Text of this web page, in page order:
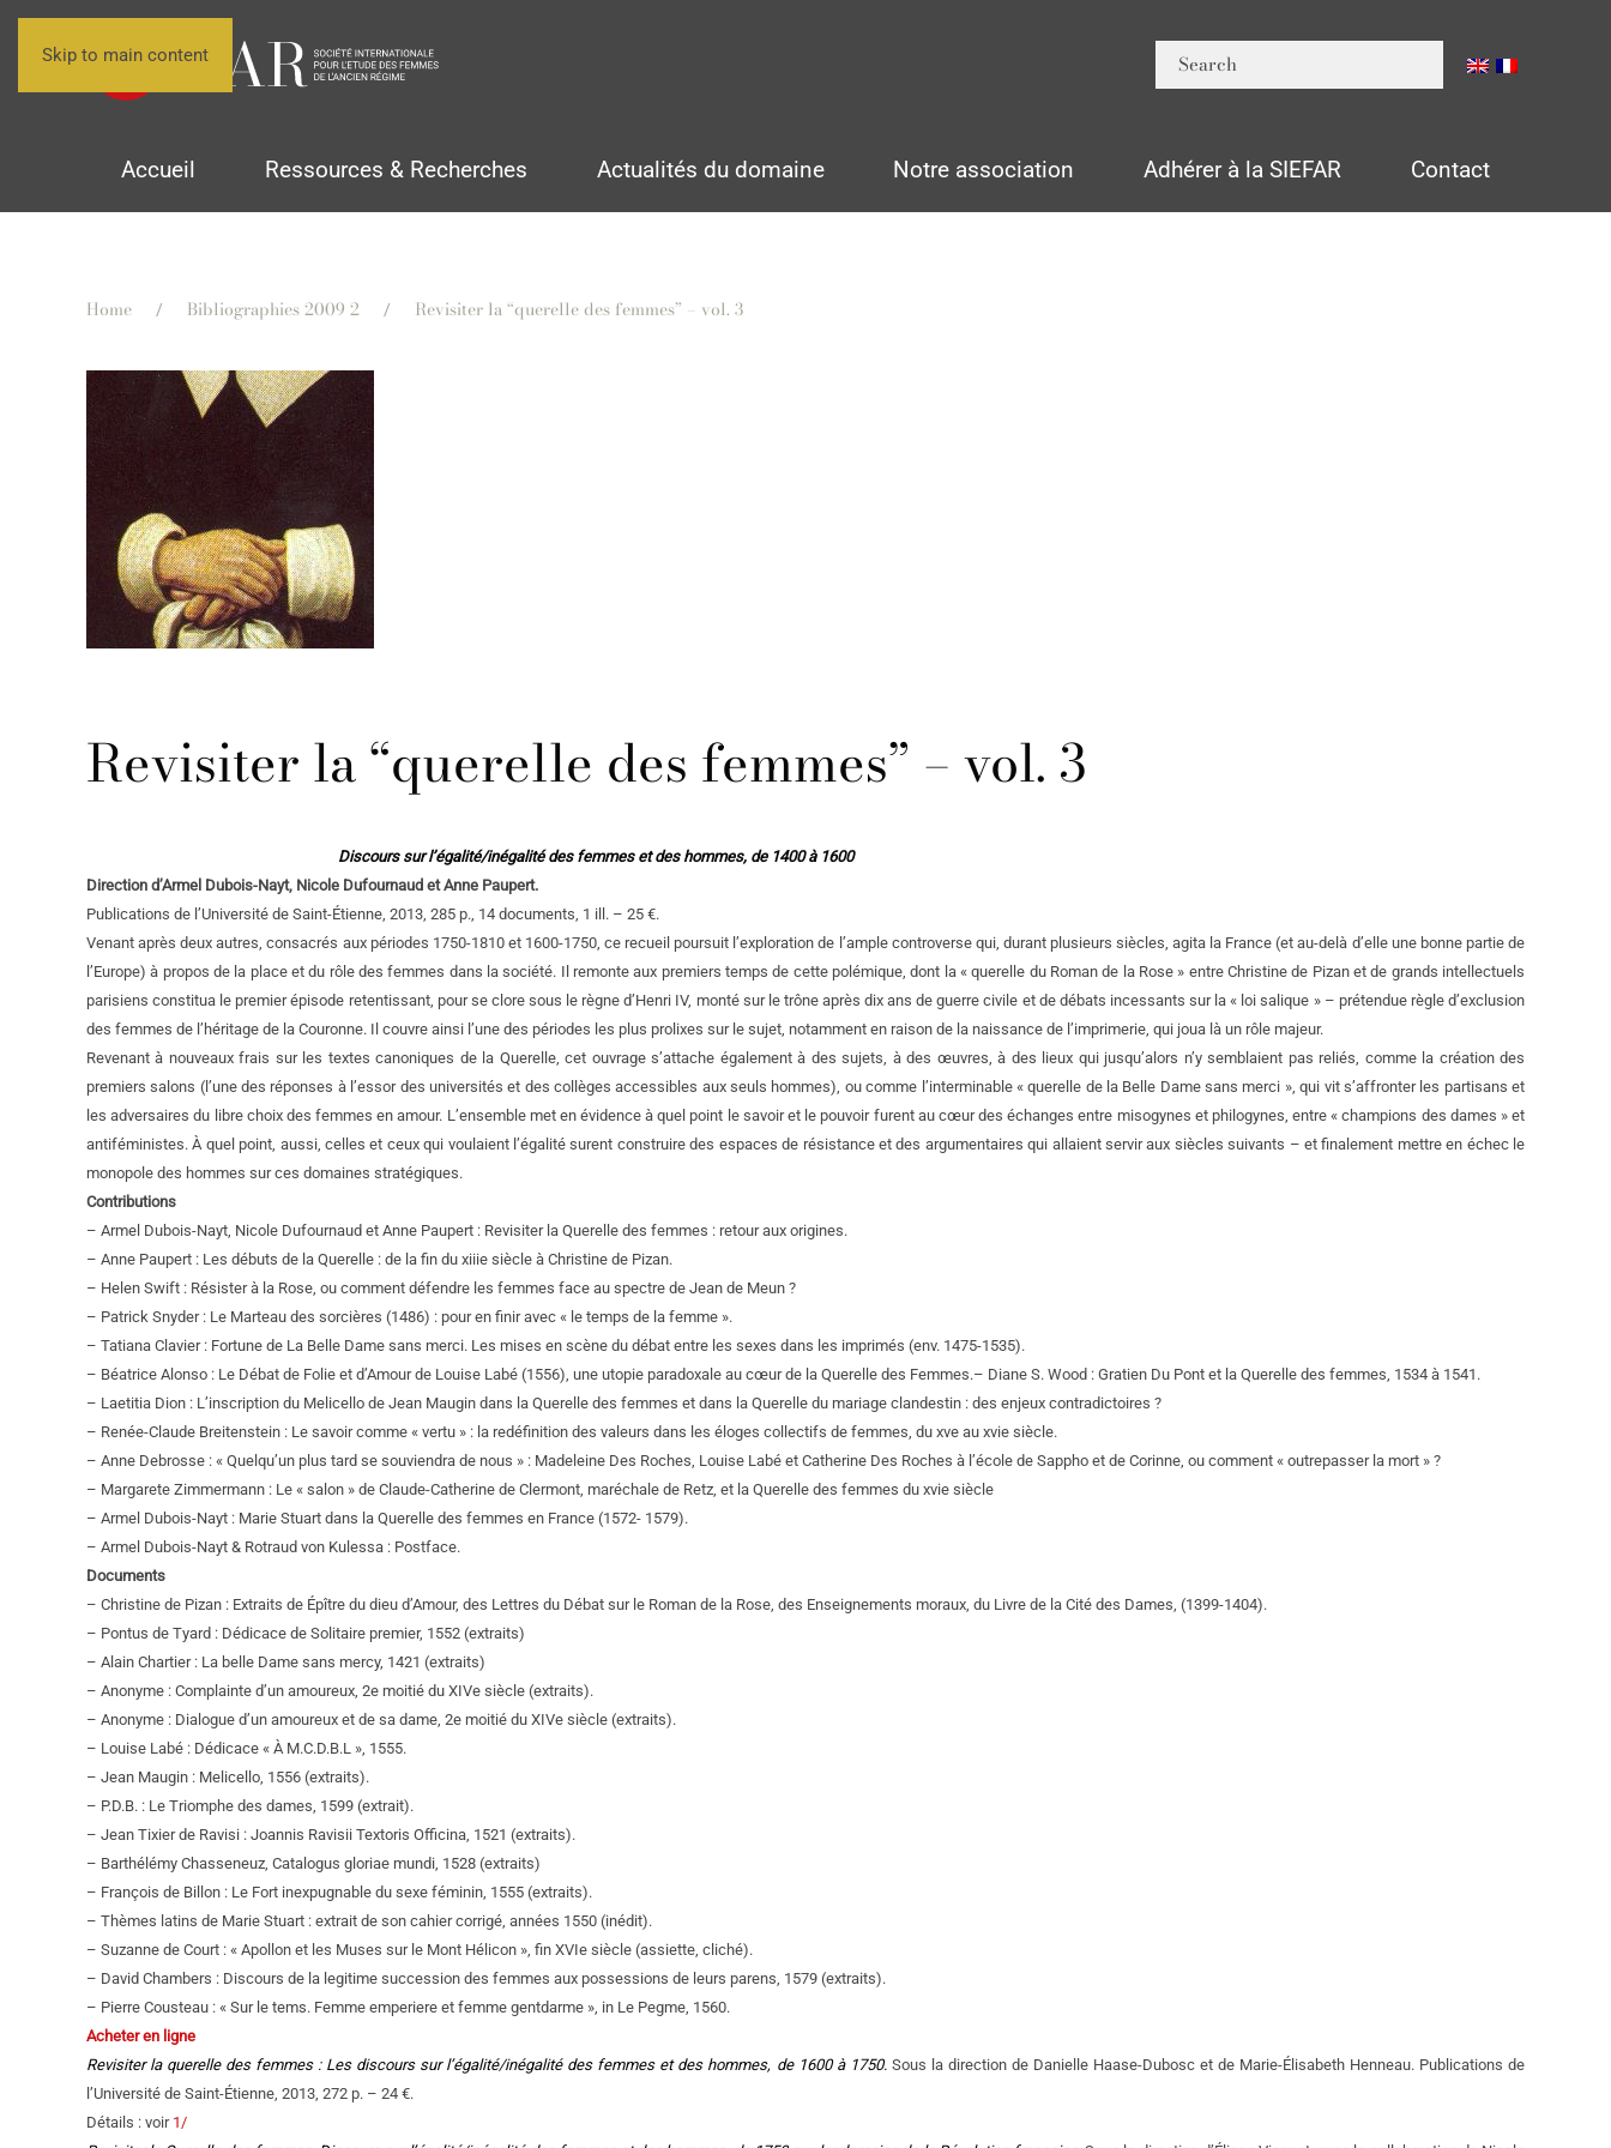
Skip to main content
Accueil Ressources & Recherches Actualités du domaine Notre association Adhérer à la SIEFAR Contact
Home Bibliographies 2009 2 Revisiter la “querelle des femmes” – vol. 3
Revisiter la “querelle des femmes” – vol. 3
Discours sur l’égalité/inégalité des femmes et des hommes, de 1400 à 1600
Direction d’Armel Dubois-Nayt, Nicole Dufournaud et Anne Paupert.
Publications de l’Université de Saint-Étienne, 2013, 285 p., 14 documents, 1 ill. – 25 €.
Venant après deux autres, consacrés aux périodes 1750-1810 et 1600-1750, ce recueil poursuit l’exploration de l’ample controverse qui, durant plusieurs siècles, agita la France (et au-delà d’elle une bonne partie de
l’Europe) à propos de la place et du rôle des femmes dans la société. Il remonte aux premiers temps de cette polémique, dont la « querelle du Roman de la Rose » entre Christine de Pizan et de grands intellectuels
parisiens constitua le premier épisode retentissant, pour se clore sous le règne d’Henri IV, monté sur le trône après dix ans de guerre civile et de débats incessants sur la « loi salique » – prétendue règle d’exclusion
des femmes de l’héritage de la Couronne. Il couvre ainsi l’une des périodes les plus prolixes sur le sujet, notamment en raison de la naissance de l’imprimerie, qui joua là un rôle majeur.
Revenant à nouveaux frais sur les textes canoniques de la Querelle, cet ouvrage s’attache également à des sujets, à des œuvres, à des lieux qui jusqu’alors n’y semblaient pas reliés, comme la création des
premiers salons (l’une des réponses à l’essor des universités et des collèges accessibles aux seuls hommes), ou comme l’interminable « querelle de la Belle Dame sans merci », qui vit s’affronter les partisans et
les adversaires du libre choix des femmes en amour. L’ensemble met en évidence à quel point le savoir et le pouvoir furent au cœur des échanges entre misogynes et philogynes, entre « champions des dames » et
antiféministes. À quel point, aussi, celles et ceux qui voulaient l’égalité surent construire des espaces de résistance et des argumentaires qui allaient servir aux siècles suivants – et finalement mettre en échec le
monopole des hommes sur ces domaines stratégiques.
Contributions
– Armel Dubois-Nayt, Nicole Dufournaud et Anne Paupert : Revisiter la Querelle des femmes : retour aux origines.
– Anne Paupert : Les débuts de la Querelle : de la fin du xiiie siècle à Christine de Pizan.
– Helen Swift : Résister à la Rose, ou comment défendre les femmes face au spectre de Jean de Meun ?
– Patrick Snyder : Le Marteau des sorcières (1486) : pour en finir avec « le temps de la femme ».
– Tatiana Clavier : Fortune de La Belle Dame sans merci. Les mises en scène du débat entre les sexes dans les imprimés (env. 1475-1535).
– Béatrice Alonso : Le Débat de Folie et d’Amour de Louise Labé (1556), une utopie paradoxale au cœur de la Querelle des Femmes.– Diane S. Wood : Gratien Du Pont et la Querelle des femmes, 1534 à 1541.
– Laetitia Dion : L’inscription du Melicello de Jean Maugin dans la Querelle des femmes et dans la Querelle du mariage clandestin : des enjeux contradictoires ?
– Renée-Claude Breitenstein : Le savoir comme « vertu » : la redéfinition des valeurs dans les éloges collectifs de femmes, du xve au xvie siècle.
– Anne Debrosse : « Quelqu’un plus tard se souviendra de nous » : Madeleine Des Roches, Louise Labé et Catherine Des Roches à l’école de Sappho et de Corinne, ou comment « outrepasser la mort » ?
– Margarete Zimmermann : Le « salon » de Claude-Catherine de Clermont, maréchale de Retz, et la Querelle des femmes du xvie siècle
– Armel Dubois-Nayt : Marie Stuart dans la Querelle des femmes en France (1572- 1579).
– Armel Dubois-Nayt & Rotraud von Kulessa : Postface.
Documents
– Christine de Pizan : Extraits de Épître du dieu d’Amour, des Lettres du Débat sur le Roman de la Rose, des Enseignements moraux, du Livre de la Cité des Dames, (1399-1404).
– Pontus de Tyard : Dédicace de Solitaire premier, 1552 (extraits)
– Alain Chartier : La belle Dame sans mercy, 1421 (extraits)
– Anonyme : Complainte d’un amoureux, 2e moitié du XIVe siècle (extraits).
– Anonyme : Dialogue d’un amoureux et de sa dame, 2e moitié du XIVe siècle (extraits).
– Louise Labé : Dédicace « À M.C.D.B.L », 1555.
– Jean Maugin : Melicello, 1556 (extraits).
– P.D.B. : Le Triomphe des dames, 1599 (extrait).
– Jean Tixier de Ravisi : Joannis Ravisii Textoris Officina, 1521 (extraits).
– Barthélémy Chasseneuz, Catalogus gloriae mundi, 1528 (extraits)
– François de Billon : Le Fort inexpugnable du sexe féminin, 1555 (extraits).
– Thèmes latins de Marie Stuart : extrait de son cahier corrigé, années 1550 (inédit).
– Suzanne de Court : « Apollon et les Muses sur le Mont Hélicon », fin XVIe siècle (assiette, cliché).
– David Chambers : Discours de la legitime succession des femmes aux possessions de leurs parens, 1579 (extraits).
– Pierre Cousteau : « Sur le tems. Femme emperiere et femme gentdarme », in Le Pegme, 1560.
Acheter en ligne
Revisiter la querelle des femmes : Les discours sur l’égalité/inégalité des femmes et des hommes, de 1600 à 1750. Sous la direction de Danielle Haase-Dubosc et de Marie-Élisabeth Henneau. Publications de
l’Université de Saint-Étienne, 2013, 272 p. – 24 €.
Détails : voir 1/